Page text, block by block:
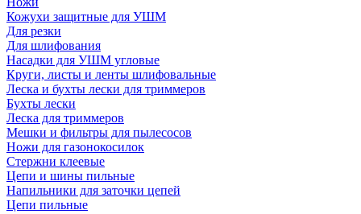
Кожухи защитные для УШМ
Для резки
Для шлифования
Насадки для УШМ угловые
Круги, листы и ленты шлифовальные
Леска и бухты лески для триммеров
Бухты лески
Леска для триммеров
Мешки и фильтры для пылесосов
Ножи для газонокосилок
Стержни клеевые
Цепи и шины пильные
Напильники для заточки цепей
Цепи пильные